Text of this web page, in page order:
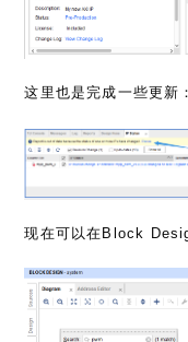
这里也是完成一些更新：
现在可以在Block